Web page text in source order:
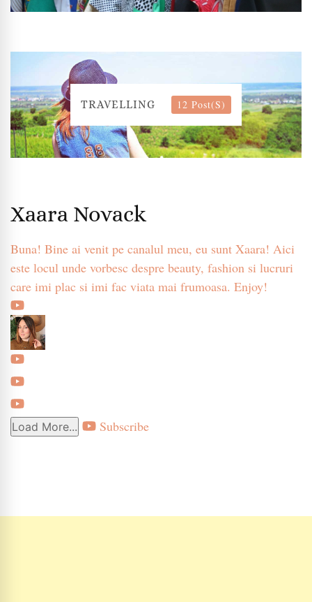
TRAVELLING 12 Post(s)
Xaara Novack
Buna! Bine ai venit pe canalul meu, eu sunt Xaara! Aici
este locul unde vorbesc despre beauty, fashion si lucruri
care imi plac si imi fac viata mai frumoasa. Enjoy!
Load More... Subscribe